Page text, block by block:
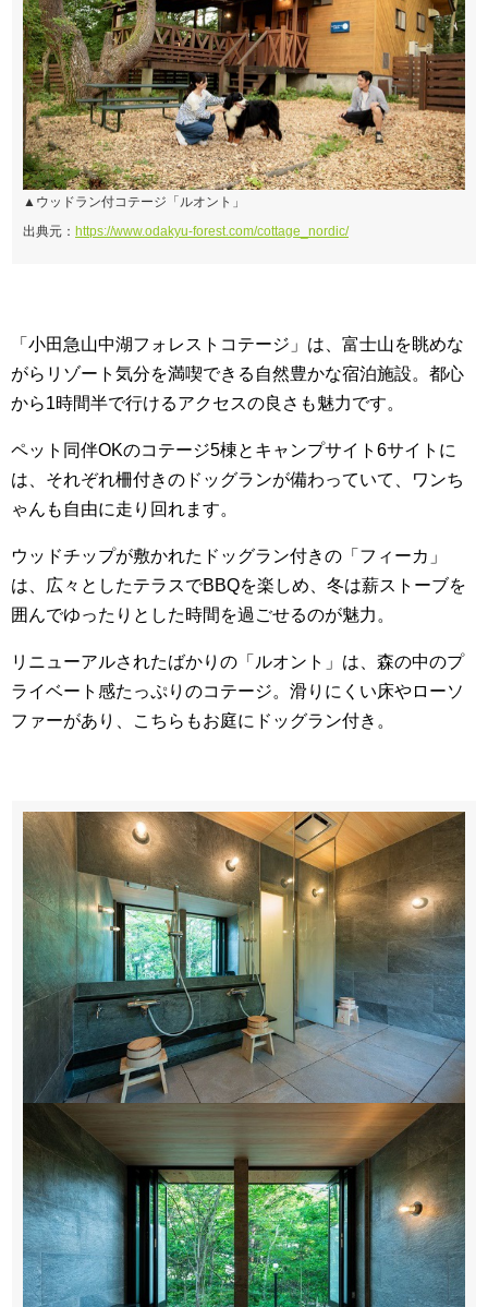
▲ウッドラン付コテージ「ルオント」
出典元： https://www.odakyu-forest.com/cottage_nordic/
「小田急山中湖フォレストコテージ」は、富士山を眺めな
がらリゾート気分を満喫できる自然豊かな宿泊施設。都心
から1時間半で行けるアクセスの良さも魅力です。
ペット同伴OKのコテージ5棟とキャンプサイト6サイトに
は、それぞれ柵付きのドッグランが備わっていて、ワンち
ゃんも自由に走り回れます。
ウッドチップが敷かれたドッグラン付きの「フィーカ」
は、広々としたテラスでBBQを楽しめ、冬は薪ストーブを
囲んでゆったりとした時間を過ごせるのが魅力。
リニューアルされたばかりの「ルオント」は、森の中のプ
ライベート感たっぷりのコテージ。滑りにくい床やローソ
ファーがあり、こちらもお庭にドッグラン付き。